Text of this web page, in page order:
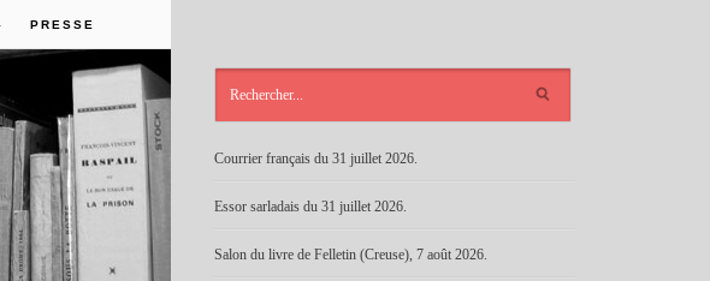
PRESSE
Courrier français du 31 juillet 2026.
Essor sarladais du 31 juillet 2026.
Salon du livre de Felletin (Creuse), 7 août 2026.